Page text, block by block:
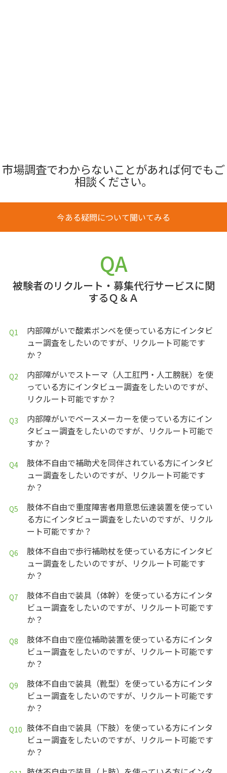
市場調査でわからないことがあれば何でもご
相談ください。
今ある疑問について聞いてみる
QA
被験者のリクルート・募集代行サービスに関
するＱ＆Ａ
内部障がいで酸素ボンベを使っている方にインタビ
ュー調査をしたいのですが、リクルート可能です
か？
内部障がいでストーマ（人工肛門・人工膀胱）を使
っている方にインタビュー調査をしたいのですが、
リクルート可能ですか？
内部障がいでペースメーカーを使っている方にイン
タビュー調査をしたいのですが、リクルート可能で
すか？
肢体不自由で補助犬を同伴されている方にインタビ
ュー調査をしたいのですが、リクルート可能です
か？
肢体不自由で重度障害者用意思伝達装置を使ってい
る方にインタビュー調査をしたいのですが、リクル
ート可能ですか？
肢体不自由で歩行補助杖を使っている方にインタビ
ュー調査をしたいのですが、リクルート可能です
か？
肢体不自由で装具（体幹）を使っている方にインタ
ビュー調査をしたいのですが、リクルート可能です
か？
肢体不自由で座位補助装置を使っている方にインタ
ビュー調査をしたいのですが、リクルート可能です
か？
肢体不自由で装具（靴型）を使っている方にインタ
ビュー調査をしたいのですが、リクルート可能です
か？
肢体不自由で装具（下肢）を使っている方にインタ
ビュー調査をしたいのですが、リクルート可能です
か？